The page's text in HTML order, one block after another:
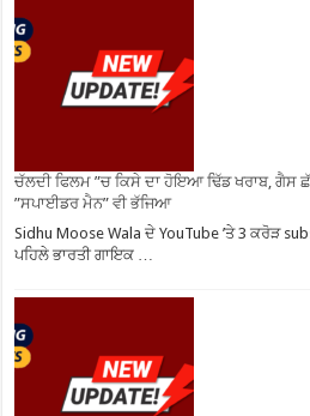
ਚੱਲਦੀ ਫਿਲਮ ”ਚ ਕਿਸੇ ਦਾ ਹੋਇਆ ਢਿੱਡ ਖਰਾਬ, ਗੈਸ
”ਸਪਾਈਡਰ ਮੈਨ” ਵੀ ਭੱਜਿਆ
Sidhu Moose Wala ਦੇ YouTube ’ਤੇ 3 ਕਰੋੜ
ਪਹਿਲੇ ਭਾਰਤੀ ਗਾਇਕ …